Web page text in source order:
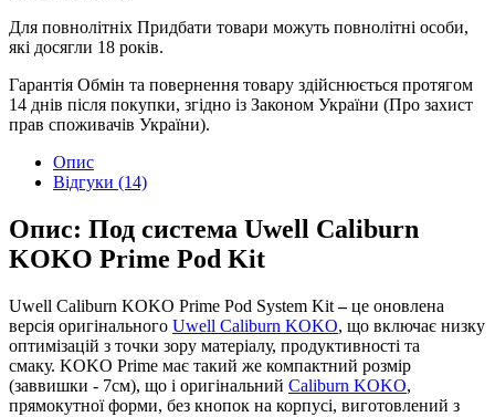
Для повнолітніх Придбати товари можуть повнолітні особи,
які досягли 18 років.
Гарантія Обмін та повернення товару здійснюється протягом
14 днів після покупки, згідно із Законом України (Про захист
прав споживачів України).
Опис
Відгуки (14)
Опис: Под система Uwell Caliburn
KOKO Prime Pod Kit
Uwell Caliburn KOKO Prime Pod System Kit–це оновлена ​​
версія оригінального Uwell Caliburn KOKО, що включає низку
оптимізацій з точки зору матеріалу, продуктивності та
смаку. KOKO Prime має такий же компактний розмір
(заввишки - 7см), що і оригінальний Caliburn KOKO,
прямокутної форми, без кнопок на корпусі, виготовлений з